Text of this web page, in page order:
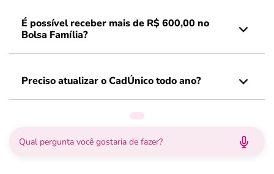
É possível receber mais de R$ 600,00 no
Bolsa Família?
Preciso atualizar o CadÚnico todo ano?